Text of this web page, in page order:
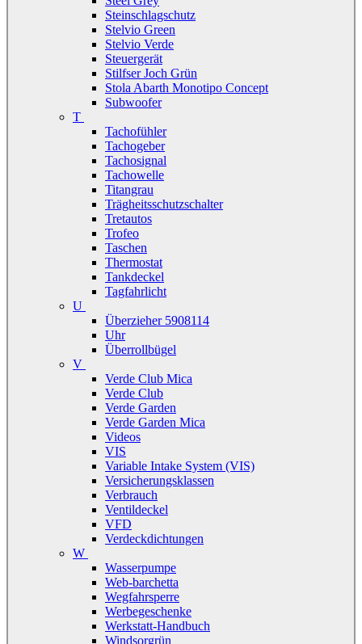
Steinschlagschutz
Stelvio Green
Stelvio Verde
Steuergerät
Stilfser Joch Grün
Stola Abarth Monotipo Concept
Subwoofer
T
Tachofühler
Tachogeber
Tachosignal
Tachowelle
Titangrau
Trägheitsschutzschalter
Tretautos
Trofeo
Taschen
Thermostat
Tankdeckel
Tagfahrlicht
U
Überzieher 5908114
Uhr
Überrollbügel
V
Verde Club Mica
Verde Club
Verde Garden
Verde Garden Mica
Videos
VIS
Variable Intake System (VIS)
Versicherungsklassen
Verbrauch
Ventildeckel
VFD
Verdeckdichtungen
W
Wasserpumpe
Web-barchetta
Wegfahrsperre
Werbegeschenke
Werkstatt-Handbuch
Windsorgrün